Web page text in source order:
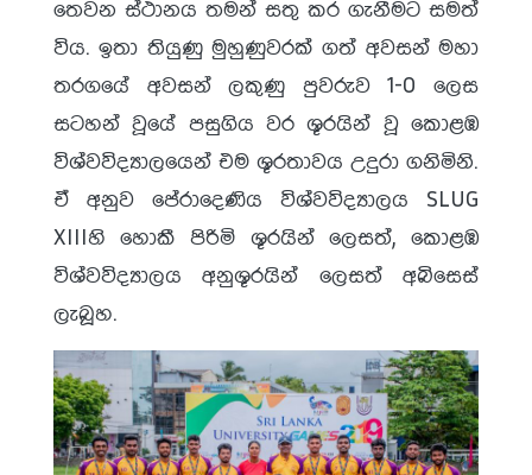
තෙවන ස්ථානය තමන් සතු කර ගැනීමට සමත්
විය. ඉතා තියුණු මුහුණුවරක් ගත් අවසන් මහා
තරගයේ අවසන් ලකුණු පුවරුව 1-0 ලෙස
සටහන් වූයේ පසුගිය වර ශූරයින් වූ කොළඹ
විශ්වවිද්‍යාලයෙන් එම ශූරතාවය උදුරා ගනිමිනි.
ඒ අනුව පේරාදෙණිය විශ්වවිද්‍යාලය SLUG
XIIIහි හොකී පිරිමි ශූරයින් ලෙසත්, කොළඹ
විශ්වවිද්‍යාලය අනුශූරයින් ලෙසත් අබිසෙස්
ලැබූහ.